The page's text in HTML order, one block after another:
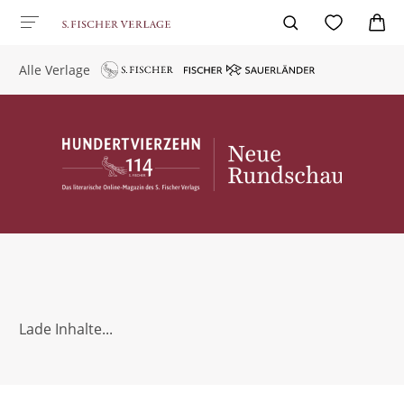
Alle Verlage
Lade Inhalte...